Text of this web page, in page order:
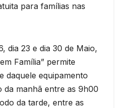
para famílias nas
dia 23 e dia 30 de Maio,
Família” permite
daquele equipamento
da manhã entre as 9h00
da tarde, entre as